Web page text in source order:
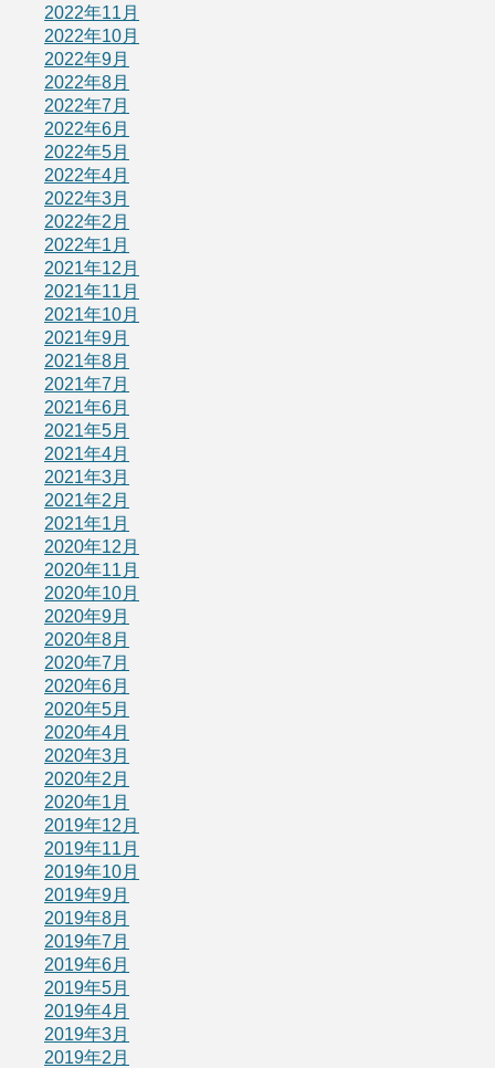
2022年11月
2022年10月
2022年9月
2022年8月
2022年7月
2022年6月
2022年5月
2022年4月
2022年3月
2022年2月
2022年1月
2021年12月
2021年11月
2021年10月
2021年9月
2021年8月
2021年7月
2021年6月
2021年5月
2021年4月
2021年3月
2021年2月
2021年1月
2020年12月
2020年11月
2020年10月
2020年9月
2020年8月
2020年7月
2020年6月
2020年5月
2020年4月
2020年3月
2020年2月
2020年1月
2019年12月
2019年11月
2019年10月
2019年9月
2019年8月
2019年7月
2019年6月
2019年5月
2019年4月
2019年3月
2019年2月